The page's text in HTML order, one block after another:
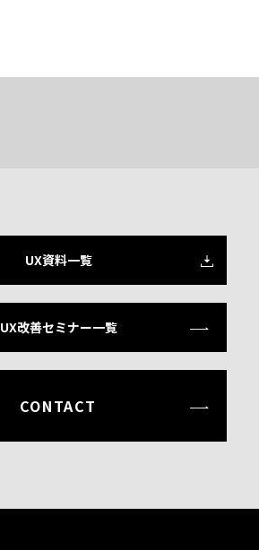
UX資料一覧
UX改善セミナー一覧
CONTACT